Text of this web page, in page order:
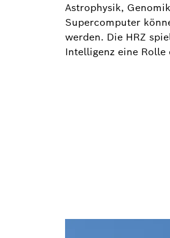
Astrophysik,
Supercomputer
werden. Die HRZ
Intelligenz eine